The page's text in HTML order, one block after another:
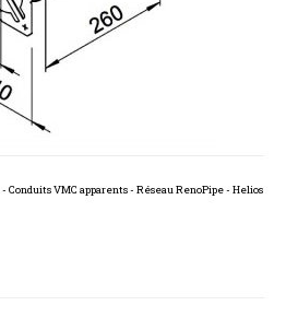
- Conduits VMC apparents - Réseau RenoPipe - Helios